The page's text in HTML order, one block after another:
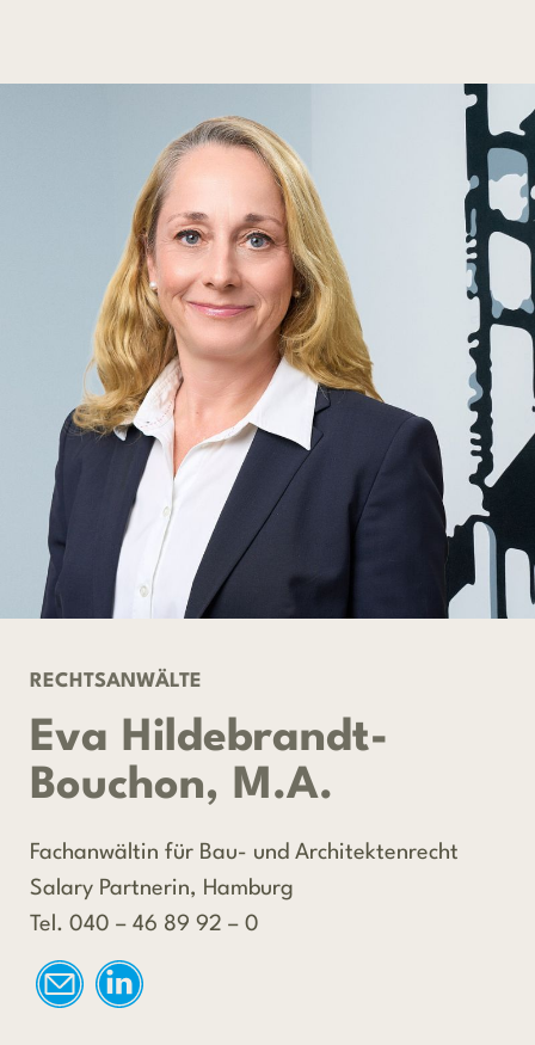
RECHTSANWÄLTE
Eva Hildebrandt-
Bouchon, M.A.
Fachanwältin für Bau- und Architektenrecht
Salary Partnerin, Hamburg
Tel. 040 – 46 89 92 – 0